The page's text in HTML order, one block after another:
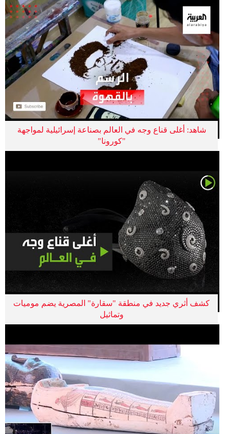
شاهد: أغلى قناع وجه في العالم بصناعة إسرائيلية لمواجهة
"كورونا"
كشف أثري جديد في منطقة "سقارة" المصرية يضم موميات
وتماثيل